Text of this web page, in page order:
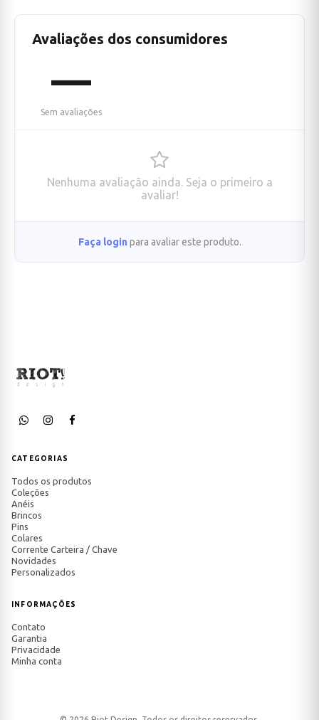
Avaliações dos consumidores
—
Sem avaliações
Nenhuma avaliação ainda. Seja o primeiro a
avaliar!
Faça login para avaliar este produto.
CATEGORIAS
Todos os produtos
Coleções
Anéis
Brincos
Pins
Colares
Corrente Carteira / Chave
Novidades
Personalizados
INFORMAÇÕES
Contato
Garantia
Privacidade
Minha conta